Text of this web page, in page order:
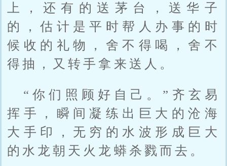
上，还有的送茅台，送华子
的，估计是平时帮人办事的时
候收的礼物，舍不得喝，舍不
得抽，又转手拿来送人。
“你们照顾好自己。”齐玄易
挥手，瞬间凝练出巨大的沧海
大手印，无穷的水波形成巨大
的水龙朝天火龙蟒杀戮而去。